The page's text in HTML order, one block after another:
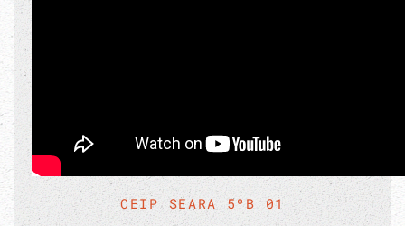
CEIP SEARA 5ºB 01